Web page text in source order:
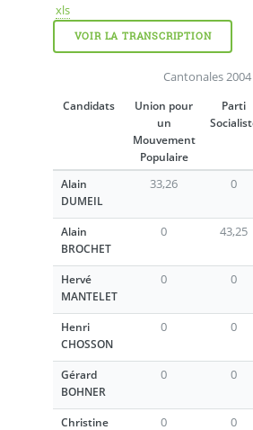
xls
VOIR LA TRANSCRIPTION
Cantonales
Candidats
Union pour
un
Mouvement
Populaire
Parti
Alain
DUMEIL
33,26 0
Alain
BROCHET
0 43,25
Hervé
MANTELET
0 0
Henri
CHOSSON
0 0
Gérard
BOHNER
0 0
Christine
0 0